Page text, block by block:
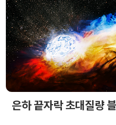
은하 끝자락 초대질량